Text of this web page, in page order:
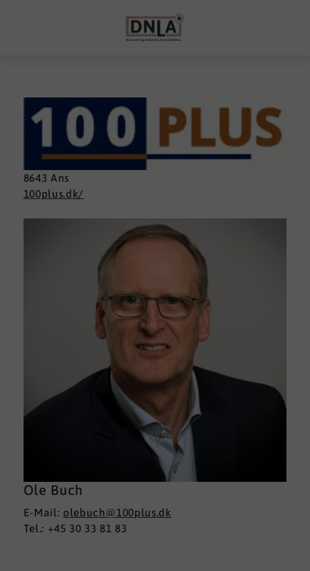
8643 Ans
100plus.dk/
Ole Buch
E-Mail: olebuch@100plus.dk
Tel.: +45 30 33 81 83